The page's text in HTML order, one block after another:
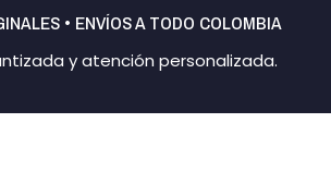
• ENVÍOS A TODO COLOMBIA
y atención personalizada.